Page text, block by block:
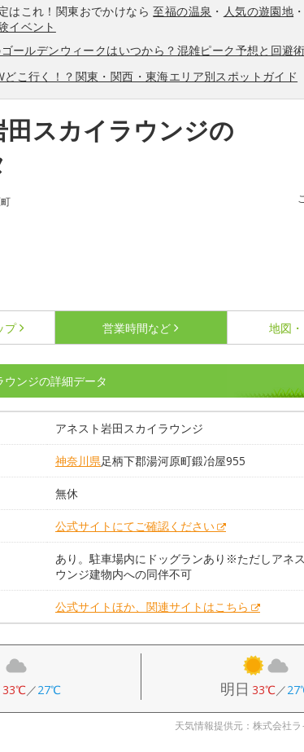
はこれ！関東おでかけなら至福の温泉 ・ 人気の遊園地 ・
イベント
ールデンウィークはいつから？混雑ピーク予想と回避
どこ行く！？関東・関西・東海エリア別スポットガイド
田スカイラウンジの
プ 営業時間など 地図
ンジの詳細データ
アネスト岩田スカイラウンジ
神奈川県足柄下郡湯河原町鍛冶屋955
無休
公式サイトにてご確認ください
あり。駐車場内にドッグランあり※ただしアネ
ウンジ建物内への同伴不可
公式サイトほか、関連サイトはこちら
33℃／27℃ 明日 33℃／
天気情報提供元：株式会社